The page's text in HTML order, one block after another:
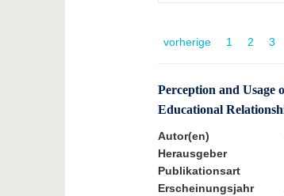
vorherige 1 2 3
Perception and Usage
Educational
Autor(en)
Herausgeber
Publikationsart
Erscheinungsjahr